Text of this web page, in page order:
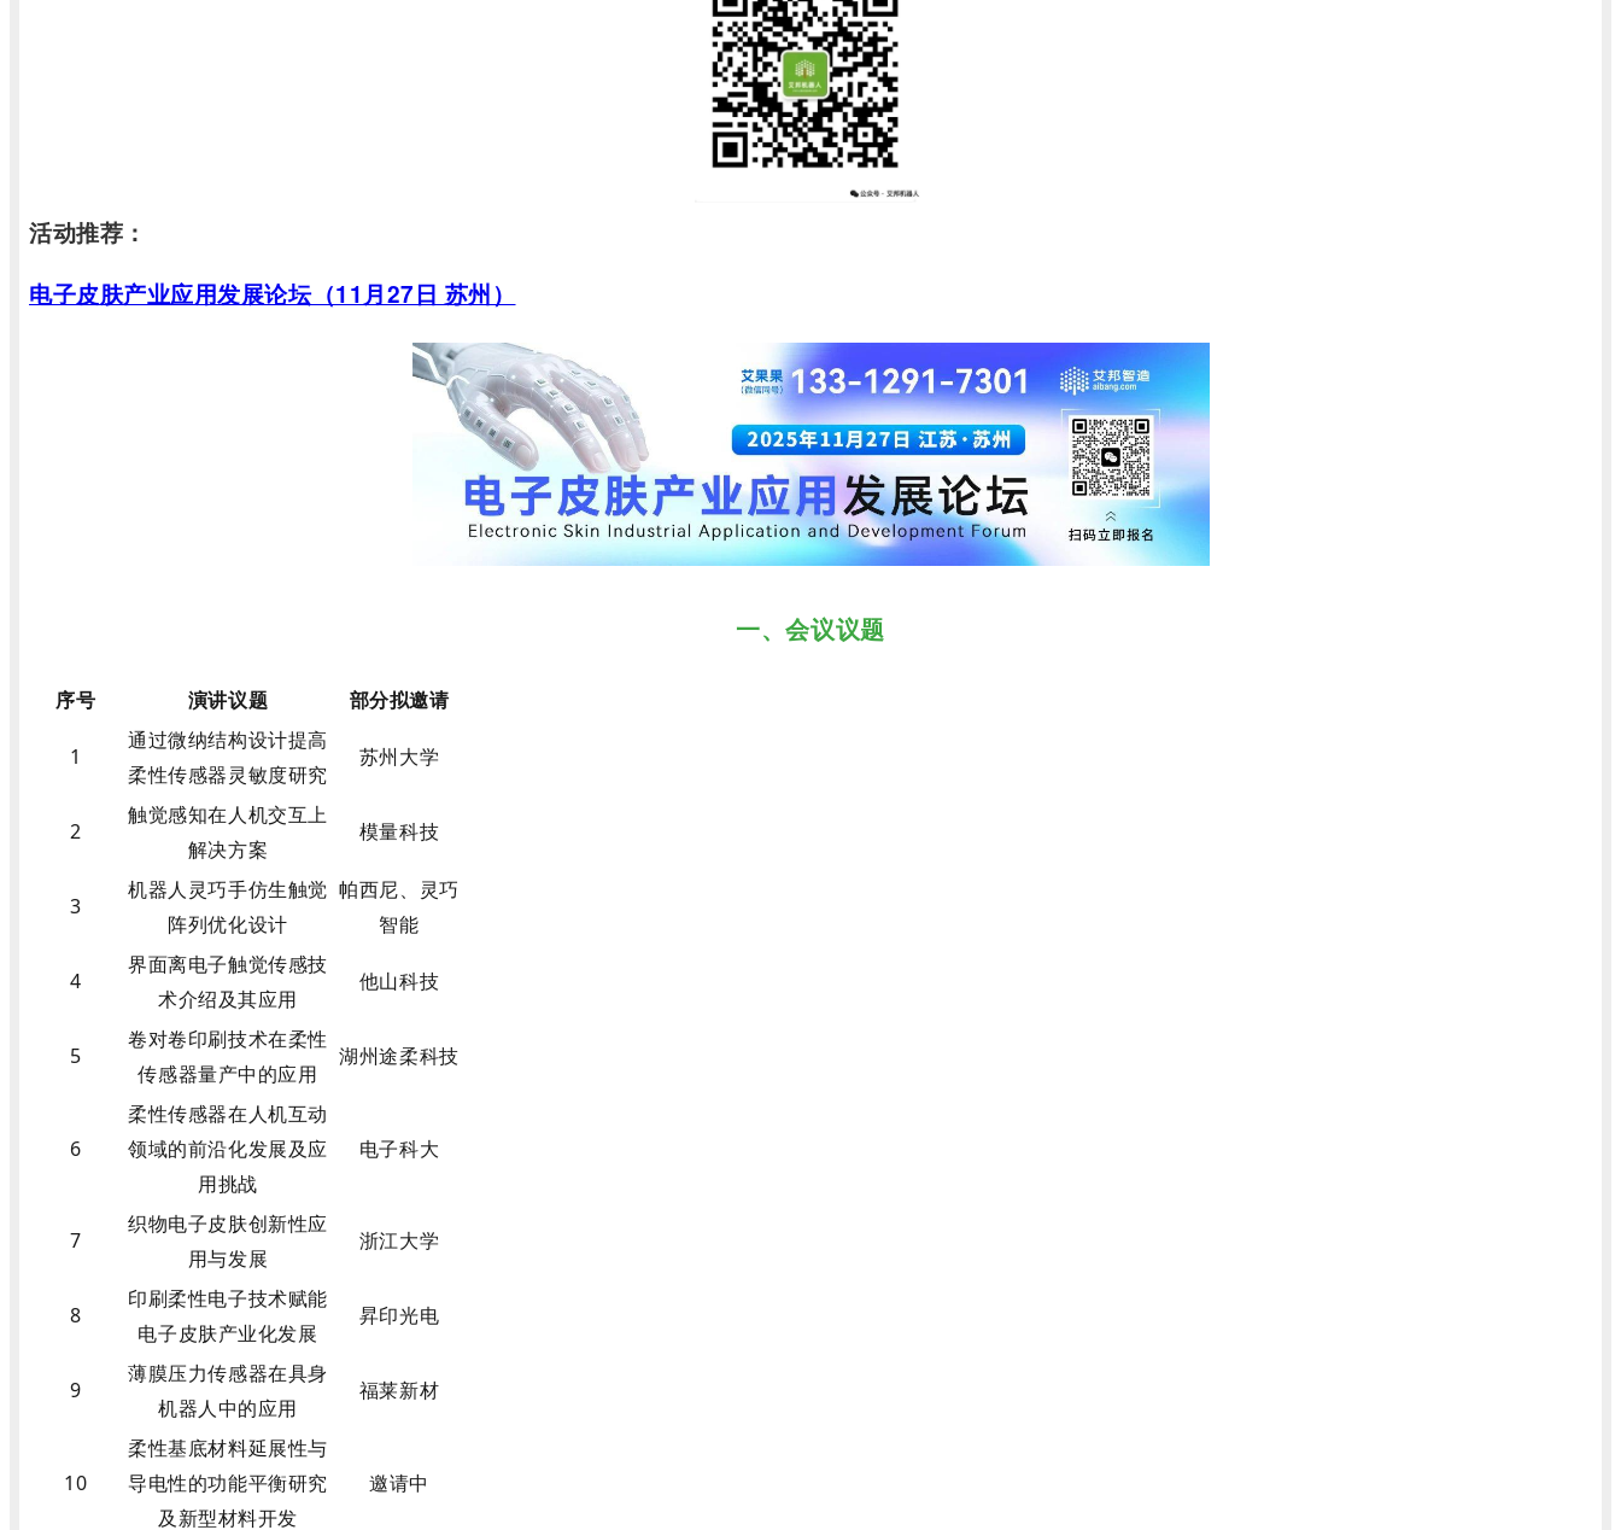
活动推荐：
电子皮肤产业应用发展论坛（11月27日 苏州）
一、会议议题
序号 演讲议题 部分拟邀请
1
通过微纳结构设计提高
柔性传感器灵敏度研究
苏州大学
2
触觉感知在人机交互上
解决方案
模量科技
3
机器人灵巧手仿生触觉
阵列优化设计
帕西尼、灵巧
智能
4
界面离电子触觉传感技
术介绍及其应用
他山科技
5
卷对卷印刷技术在柔性
传感器量产中的应用
湖州途柔科技
6
柔性传感器在人机互动
领域的前沿化发展及应
用挑战
电子科大
7
织物电子皮肤创新性应
用与发展
浙江大学
8
印刷柔性电子技术赋能
电子皮肤产业化发展
昇印光电
9
薄膜压力传感器在具身
机器人中的应用
福莱新材
10
柔性基底材料延展性与
导电性的功能平衡研究
及新型材料开发
邀请中